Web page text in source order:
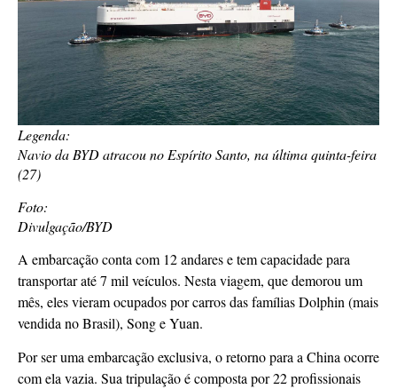
Legenda:
Navio da BYD atracou no Espírito Santo, na última quinta-feira
(27)
Foto:
Divulgação/BYD
A embarcação conta com 12 andares e tem capacidade para
transportar até 7 mil veículos. Nesta viagem, que demorou um
mês, eles vieram ocupados por carros das famílias Dolphin (mais
vendida no Brasil), Song e Yuan.
Por ser uma embarcação exclusiva, o retorno para a China ocorre
com ela vazia. Sua tripulação é composta por 22 profissionais